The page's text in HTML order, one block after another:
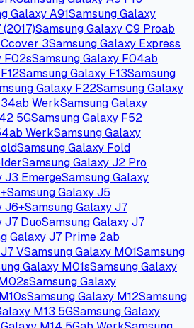
Galaxy A91Samsung Galaxy
Samsung Galaxy C9 Proab
3Samsung Galaxy Express
F02sSamsung Galaxy F04ab
Samsung Galaxy F13Samsung
Galaxy F22Samsung Galaxy
ab WerkSamsung Galaxy
5GSamsung Galaxy F52
ab WerkSamsung Galaxy
Samsung Galaxy Fold
Samsung Galaxy J2 Pro
J3 EmergeSamsung Galaxy
Samsung Galaxy J5
J6+Samsung Galaxy J7
J7 DuoSamsung Galaxy J7
Galaxy J7 Prime 2ab
VSamsung Galaxy M01Samsung
Galaxy M01sSamsung Galaxy
Samsung Galaxy
Samsung Galaxy M12Samsung
M13 5GSamsung Galaxy